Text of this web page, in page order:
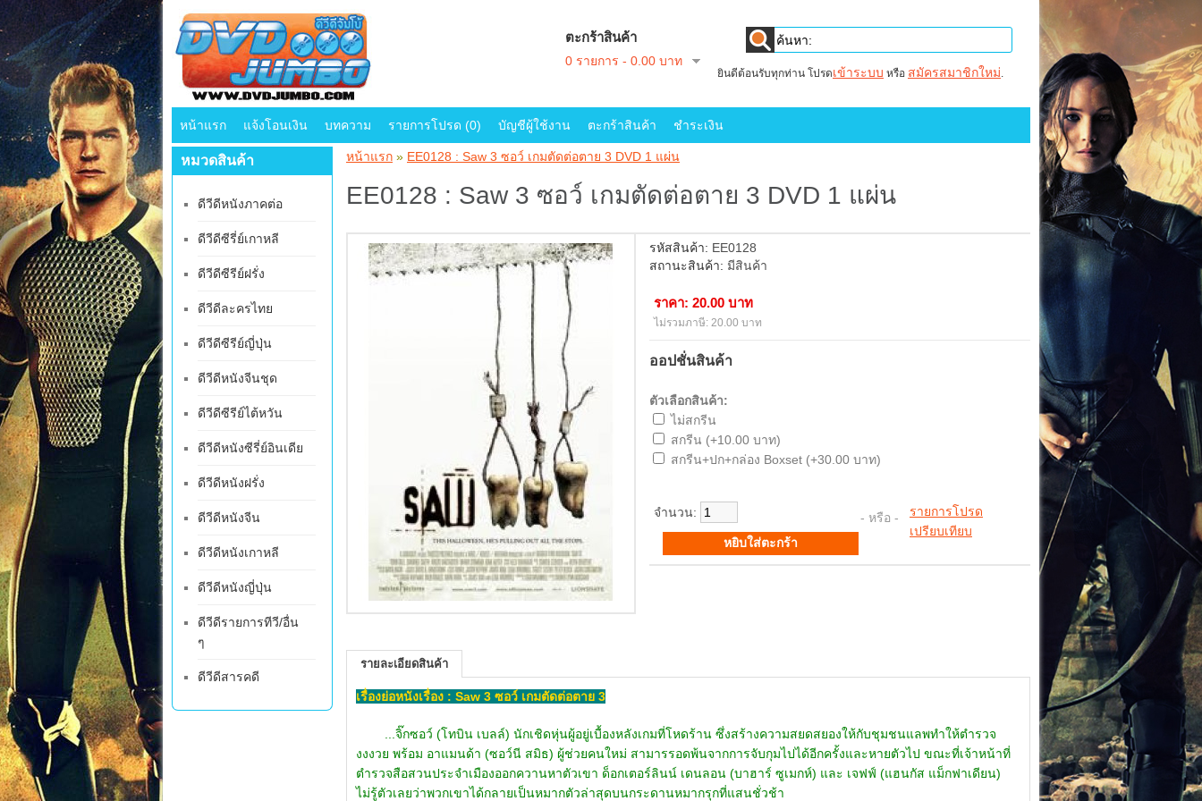
ตะกร้าสินค้า
0 รายการ - 0.00 บาท
ยินดีต้อนรับทุกท่าน โปรดเข้าระบบ หรือ สมัครสมาชิกใหม่.
หน้าแรก แจ้งโอนเงิน บทความ รายการโปรด (0) บัญชีผู้ใช้งาน ตะกร้าสินค้า ชำระเงิน
หมวดสินค้า
ดีวีดีหนังภาคต่อ
ดีวีดีซีรี่ย์เกาหลี
ดีวีดีซีรีย์ฝรั่ง
ดีวีดีละครไทย
ดีวีดีซีรีย์ญี่ปุ่น
ดีวีดีหนังจีนชุด
ดีวีดีซีรีย์ไต้หวัน
ดีวีดีหนังซีรี่ย์อินเดีย
ดีวีดีหนังฝรั่ง
ดีวีดีหนังจีน
ดีวีดีหนังเกาหลี
ดีวีดีหนังญี่ปุ่น
ดีวีดีรายการทีวี/อื่น
ๆ
ดีวีดีสารคดี
หน้าแรก » EE0128 : Saw 3 ซอว์ เกมตัดต่อตาย 3 DVD 1 แผ่น
EE0128 : Saw 3 ซอว์ เกมตัดต่อตาย 3 DVD 1 แผ่น
รหัสสินค้า: EE0128
สถานะสินค้า: มีสินค้า
ราคา: 20.00 บาท
ไม่รวมภาษี: 20.00 บาท
ออปชั่นสินค้า
ตัวเลือกสินค้า:
ไม่สกรีน
สกรีน (+10.00 บาท)
สกรีน+ปก+กล่อง Boxset (+30.00 บาท)
จำนวน: - หรือ - รายการโปรด
เปรียบเทียบ
รายละเอียดสินค้า
เรื่องย่อหนังเรื่อง : Saw 3 ซอว์ เกมตัดต่อตาย 3
...จิ๊กซอว์ (โทบิน เบลล์) นักเชิดหุ่นผู้อยู่เบื้องหลังเกมที่โหดร้าน ซึ่งสร้างความสยดสยองให้กับชุมชนแลพทำให้ตำรวจ
งงงวย พร้อม อาแมนด้า (ซอว์นี สมิธ) ผู้ช่วยคนใหม่ สามารรอดพ้นจากการจับกุมไปได้อีกครั้งและหายตัวไป ขณะที่เจ้าหน้าที่
ตำรวจสือสวนประจำเมืองออกควานหาตัวเขา ด็อกเตอร์ลินน์ เดนลอน (บาฮาร์ ซูเมกห์) และ เจฟฟ์ (แฮนกัส แม็กฟาเดียน)
ไม่รู้ตัวเลยว่าพวกเขาได้กลายเป็นหมากตัวล่าสุดบนกระดานหมากรุกที่แสนชั่วช้า